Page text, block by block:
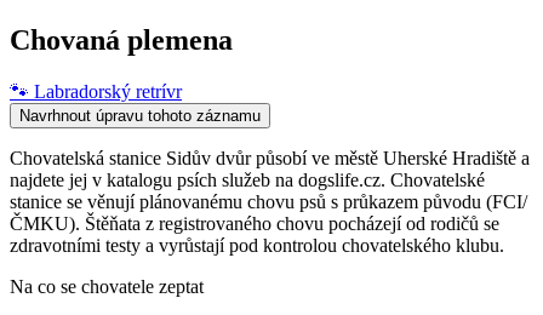
Chovaná plemena
🐾 Labradorský retrívr
Navrhnout úpravu tohoto záznamu
Chovatelská stanice Sidův dvůr působí ve městě Uherské Hradiště a
najdete jej v katalogu psích služeb na dogslife.cz. Chovatelské
stanice se věnují plánovanému chovu psů s průkazem původu (FCI/
ČMKU). Štěňata z registrovaného chovu pocházejí od rodičů se
zdravotními testy a vyrůstají pod kontrolou chovatelského klubu.
Na co se chovatele zeptat